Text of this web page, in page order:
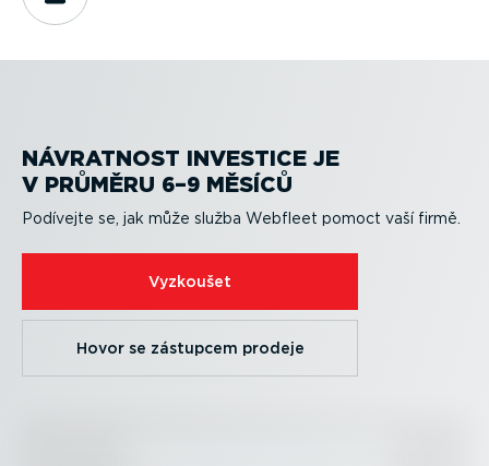
NÁVRATNOST INVESTICE JE
V PRŮMĚRU 6–9 MĚSÍCŮ
Podívejte se, jak může služba Webfleet pomoct vaší firmě.
Vyzkoušet
Hovor se zástupcem prodeje